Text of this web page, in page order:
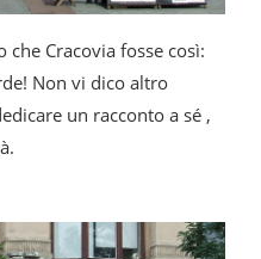
Cracovia fosse così:
Non vi dico altro
un racconto a sé ,